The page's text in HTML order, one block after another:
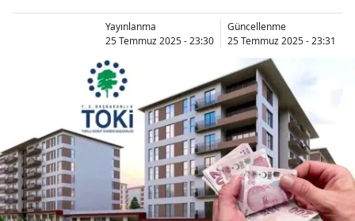
Bilecik
Bingöl
Bitlis
Bolu
Burdur
Bursa
Yayınlanma
25 Temmuz 2025 - 23:30
Güncellenme
25 Temmuz 2025 - 23:31